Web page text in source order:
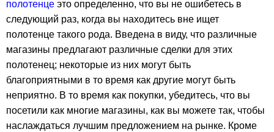
полотенце это определенно, что вы не ошибетесь в
следующий раз, когда вы находитесь вне ищет
полотенце такого рода. Введена в виду, что различные
магазины предлагают различные сделки для этих
полотенец; некоторые из них могут быть
благоприятными в то время как другие могут быть
неприятно. В то время как покупки, убедитесь, что вы
посетили как многие магазины, как вы можете так, чтобы
наслаждаться лучшим предложением на рынке. Кроме